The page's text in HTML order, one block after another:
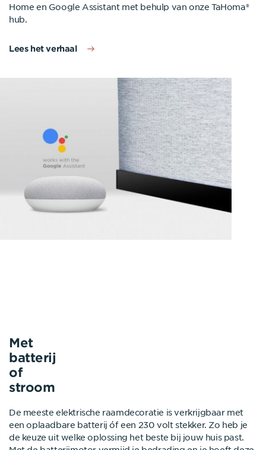
Home en Google Assistant met behulp van onze TaHoma®
hub.
Lees het verhaal
Met
batterij
of
stroom
De meeste elektrische raamdecoratie is verkrijgbaar met
een oplaadbare batterij óf een 230 volt stekker. Zo heb je
de keuze uit welke oplossing het beste bij jouw huis past.